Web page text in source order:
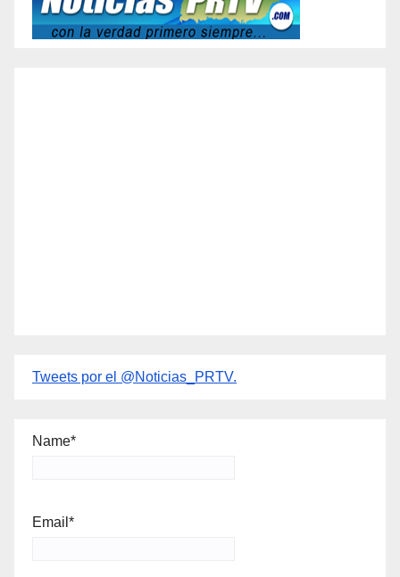
Tweets por el @Noticias_PRTV.
Name*
Email*